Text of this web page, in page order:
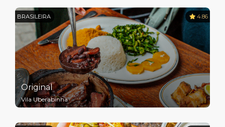
BRASILEIRA 4.86
Original
Vila Uberabinha